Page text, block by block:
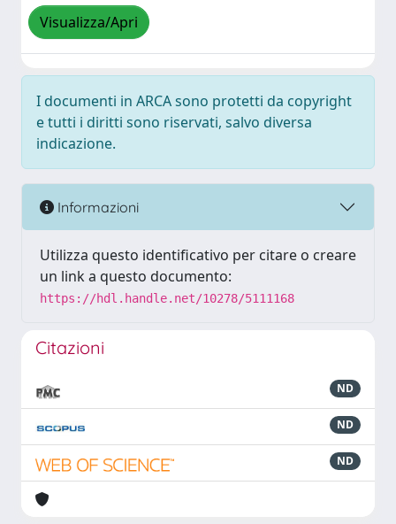
Visualizza/Apri
I documenti in ARCA sono protetti da copyright
e tutti i diritti sono riservati, salvo diversa
indicazione.
Informazioni
Utilizza questo identificativo per citare o creare
un link a questo documento:
https://hdl.handle.net/10278/5111168
Citazioni
ND
ND
ND